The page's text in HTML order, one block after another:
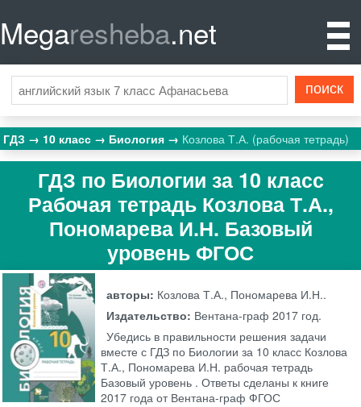
Megaresheba.net
ГДЗ 10 класс Биология Козлова Т.А. (рабочая тетрадь)
ГДЗ по Биологии за 10 класс
Рабочая тетрадь Козлова Т.А.,
Пономарева И.Н. Базовый
уровень ФГОС
авторы: Козлова Т.А., Пономарева И.Н..
Издательство: Вентана-граф 2017 год.
Убедись в правильности решения задачи
вместе с ГДЗ по Биологии за 10 класс Козлова
Т.А., Пономарева И.Н. рабочая тетрадь
Базовый уровень . Ответы сделаны к книге
2017 года от Вентана-граф ФГОС